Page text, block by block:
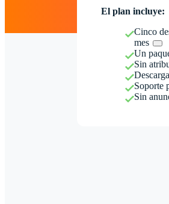
El plan incluye:
Cinco
mes
Un
Sin
Soporte
Sin